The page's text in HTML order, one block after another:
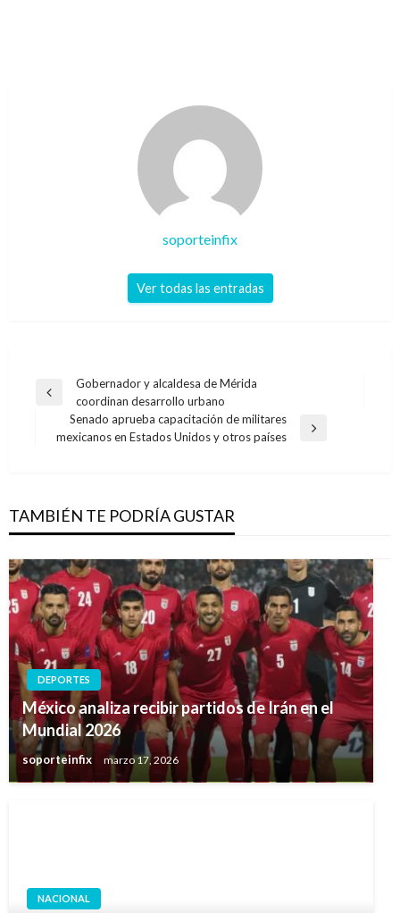
soporteinfix
Ver todas las entradas
Navegación
entradas
Entrada
anterior
Gobernador y alcaldesa de Mérida
coordinan desarrollo urbano
Entrada
Senado aprueba capacitación de militares
mexicanos en Estados Unidos y otros países
TAMBIÉN TE PODRÍA GUSTAR
DEPORTES
México analiza recibir partidos de Irán en el
Mundial 2026
soporteinfix marzo 17, 2026
NACIONAL